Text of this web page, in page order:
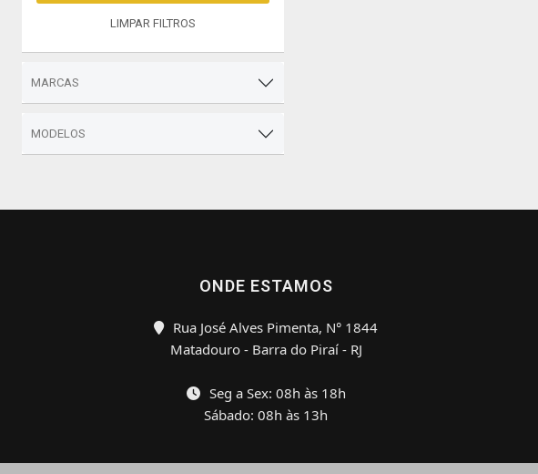
LIMPAR FILTROS
MARCAS
MODELOS
ONDE ESTAMOS
Rua José Alves Pimenta, N° 1844
Matadouro - Barra do Piraí - RJ
Seg a Sex: 08h às 18h
Sábado: 08h às 13h